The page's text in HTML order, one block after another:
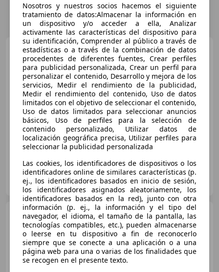
Peugeot 3081.2 PureTech
S&S Allure 130
€ 14.490
1
Sincomparación
02/2024 14.990 km Gasolina 96 kW (131 CV)
FLEXICAR TOLEDO- A42 Dirección Toledo
ES-45280 OLÍAS DEL REY
Peugeot 3081.2 PureTech
S&S Allure 130
€ 5.900
Buen precio
Nosotros y nuestros socios hacemos el siguiente
tratamiento de datos:Almacenar la información en
un dispositivo y/o acceder a ella, Analizar
activamente las características del dispositivo para
su identificación, Comprender al público a través de
estadísticas o a través de la combinación de datos
procedentes de diferentes fuentes, Crear perfiles
para publicidad personalizada, Crear un perfil para
personalizar el contenido, Desarrollo y mejora de los
servicios, Medir el rendimiento de la publicidad,
Medir el rendimiento del contenido, Uso de datos
limitados con el objetivo de seleccionar el contenido,
Uso de datos limitados para seleccionar anuncios
básicos, Uso de perfiles para la selección de
contenido personalizado, Utilizar datos de
localización geográfica precisa, Utilizar perfiles para
seleccionar la publicidad personalizada
Las cookies, los identificadores de dispositivos o los
identificadores online de similares características (p.
ej., los identificadores basados en inicio de sesión,
los identificadores asignados aleatoriamente, los
identificadores basados en la red), junto con otra
información (p. ej., la información y el tipo del
navegador, el idioma, el tamaño de la pantalla, las
tecnologías compatibles, etc.), pueden almacenarse
o leerse en tu dispositivo a fin de reconocerlo
siempre que se conecte a una aplicación o a una
página web para una o varias de los finalidades que
se recogen en el presente texto.